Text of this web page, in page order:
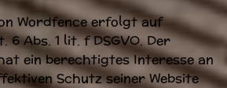
Wordfence erfolgt auf
Abs. 1 lit. f DSGVO. Der
ein berechtigtes Interesse an
Schutz seiner Website